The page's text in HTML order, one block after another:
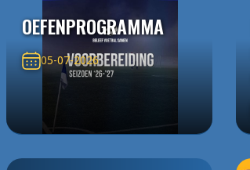
OEFENPROGRAMMA
05-07-2026